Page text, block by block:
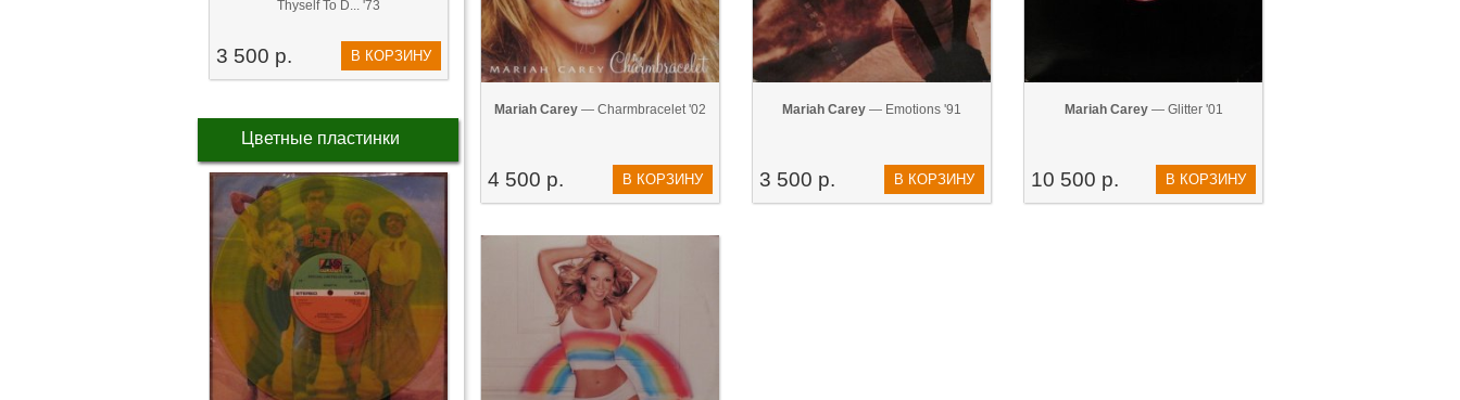
Thyself To D... '73
3 500 р. В КОРЗИНУ
Цветные пластинки
Mariah Carey — Charmbracelet '02
4 500 р. В КОРЗИНУ
Mariah Carey — Emotions '91
3 500 р. В КОРЗИНУ
Mariah Carey— Glitter '01
10 500 р. В КОРЗИНУ